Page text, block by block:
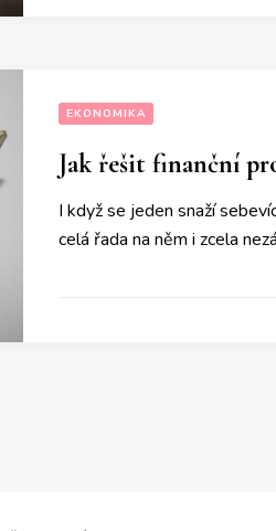
EKONOMIKA
Jak řešit finanční
I když se jeden snaží
celá řada na něm i zcela